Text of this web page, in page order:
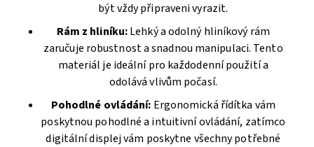
být vždy připraveni vyrazit.
Rám z hliníku:Lehký a odolný hliníkový rám
zaručuje robustnost a snadnou manipulaci. Tento
materiál je ideální pro každodenní použití a
odolává vlivům počasí.
Pohodlné ovládání: Ergonomická řídítka vám
poskytnou pohodlné a intuitivní ovládání, zatímco
digitální displej vám poskytne všechny potřebné